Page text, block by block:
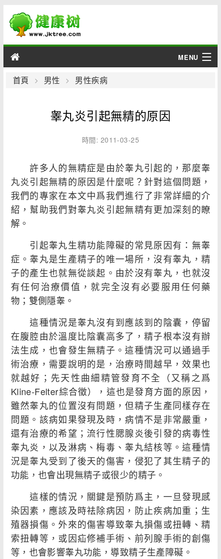
MENU
男性
綜合
疾病
首頁 男性 男性疾病
睾丸炎引起無精的原因
時間: 2011-03-25
許多人的無精症是由於睾丸引起的，那麼睾
丸炎引起無精的原因是什麼呢？針對這個問題，
我們的專家在本文中爲我們進行了非常詳細的介
紹，幫助我們對睾丸炎引起無精有更加深刻的瞭
解。
引起睾丸生精功能障礙的常見原因有：無睾
症。睾丸是生產精子的唯一場所，沒有睾丸，精
子的產生也就無從談起。由於沒有睾丸，也就沒
有任何治療價值，就完全沒有必要服用任何藥
物；雙側隱睾。
這種情況是睾丸沒有到應該到的陰囊，停留
在腹腔由於溫度比陰囊高多了，精子根本沒有辦
法生成，也會發生無精子。這種情況可以通過手
術治療，需要說明的是，治療時間越早，效果也
就越好；先天性曲細精管發育不全（又稱之爲
Kline-Felter綜合徵），這也是發育方面的原因，
雖然睾丸的位置沒有問題，但精子生產同樣存在
問題。該病如果發現及時，病情不是非常嚴重，
還有治療的希望；流行性腮腺炎後引發的病毒性
睾丸炎，以及淋病、梅毒、睾丸結核等。這種情
況是睾丸受到了後天的傷害，侵犯了其生精子的
功能，也會出現無精子或很少的精子。
這樣的情況，關鍵是預防爲主，一旦發現感
染因素，應該及時祛除病因，防止疾病加重；生
殖器損傷。外來的傷害導致睾丸損傷或扭轉、精
索扭轉等，或因疝修補手術、前列腺手術的創傷
等，也會影響睾丸功能，導致精子生產障礙。